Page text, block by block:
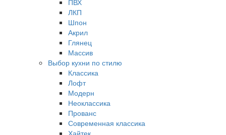
ЛКП
Шпон
Акрил
Глянец
Массив
Выбор кухни по стилю
Классика
Лофт
Модерн
Неоклассика
Прованс
Современная классика
Хайтек